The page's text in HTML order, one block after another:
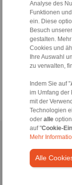
Analyse des
Funktionen
ein. Diese
Besuch
gestalten.
Cookies und
Ihre Auswahl
zu verwalten,
Indem Sie auf "
im Umfang der
mit der
Technologien
oder alle
auf "Cookie-
Mehr
Alle
Hotline
+43 2635
Hotline
+43 2635
Home|